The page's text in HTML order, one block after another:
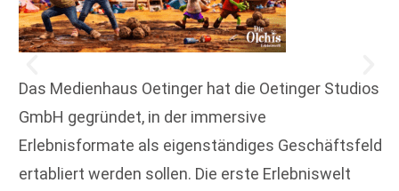
Das Medienhaus Oetinger hat die Oetinger Studios
GmbH gegründet, in der immersive
Erlebnisformate als eigenständiges Geschäftsfeld
ertabliert werden sollen. Die erste Erlebniswelt